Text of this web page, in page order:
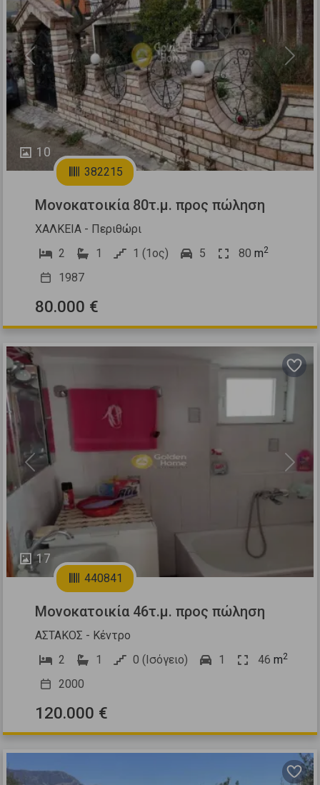
10
Previous Next
382215
Μονοκατοικία 80τ.μ. προς πώληση
ΧΑΛΚΕΙΑ - Περιθώρι
2
1 1 (1ος) 5 80 m2
1987
80.000 €
17
Previous Next
440841
Μονοκατοικία 46τ.μ. προς πώληση
ΑΣΤΑΚΟΣ - Κέντρο
2
1 0 (Ισόγειο) 1 46 m2
2000
120.000 €